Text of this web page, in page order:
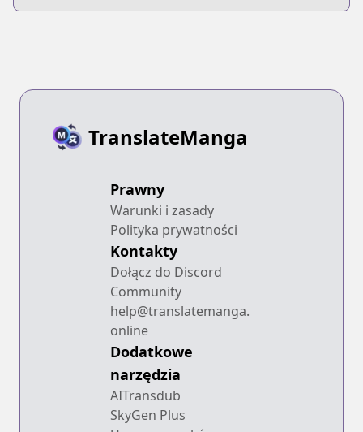
TranslateManga
Prawny
Warunki i zasady
Polityka prywatności
Kontakty
Dołącz do Discord
Community
help@translatemanga.
online
Dodatkowe
narzędzia
AITransdub
SkyGen Plus